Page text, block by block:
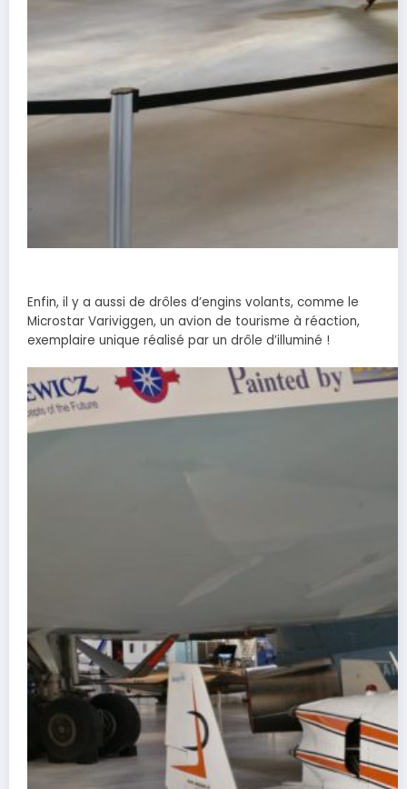
Enfin, il y a aussi de drôles d’engins volants, comme le
Microstar Variviggen, un avion de tourisme à réaction,
exemplaire unique réalisé par un drôle d’illuminé !